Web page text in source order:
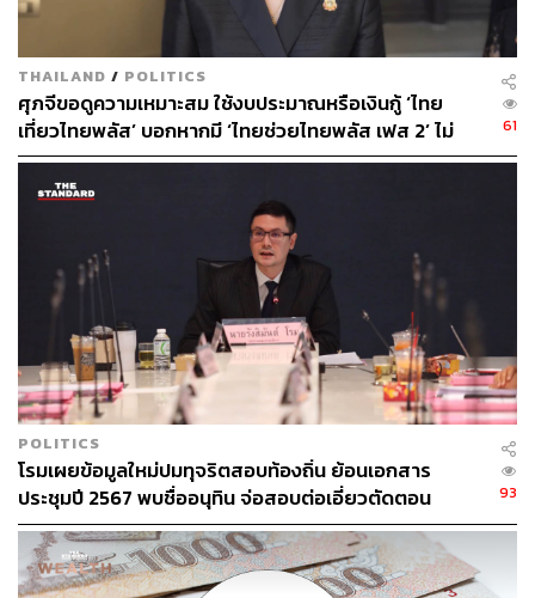
ได้ไปประชุมที่ธนาคารโลกและกองทุนการเงินระหว่าง
ประเทศ ทุกคนยอมรับว่านี่คือวิกฤตของโลกที่ทุกคนเจอ
เหมือนกัน
ดังนั้นจึงต้องเตรียมความพร้อม หากมีความรุนแรงมากยิ่งขึ้น
ต้องมีทรัพยากรทางการเงินมาดูแลประชาชน และสิ่งแรกที่
ตนทำคือมอบหมายให้กรมบัญชีกลางไปดูเม็ดเงินการเบิกจ่าย
ที่ไม่มีประสิทธิภาพ เพื่อนำมาดูแลเยียวยาประชาชน แต่การ
ดูแลเยียวยาจะไม่ใช่วิธีการหว่านแห ดังนั้นจึงต้องใช้ให้ตรง
กับกลุ่มเป้าหมายช่วยคนที่เดือดร้อนจริงๆ
ส่วนเรื่องการออก พ.ร.ก.กู้เงิน ตนในฐานะรัฐมนตรีว่าการ
กระทรวงการคลัง ก็ต้องมีการเตรียมกระสุนไว้ ถ้างบ
ประมาณที่เราจะสามารถเรียกคืนมาได้ไม่เพียงพอก็ต้องเตรี
ยมเงินอื่นเพื่อมาเยียวยาประชาชน ขณะเดียวกันก็จะนำมาใช้
เพื่อการเปลี่ยนผ่านประเทศทำให้ประเทศไทยหากพ้นวิกฤติ
ครั้งนี้ สามารถกลับมาเข้มแข็งจากประเทศที่พึ่งพาน้ำมัน
พึ่งพาก๊าซธรรมชาติ พึ่งพาการนำเข้า หันมาใช้พลังงาน
ทดแทนมากขึ้น และอีกประเด็นคือการยกระดับให้
ประเทศไทยให้มีขีดความสามารถการแข่งขันที่ดีขึ้น
THAILAND / POLITICS
ศุภจีขอดูความเหมาะสม ใช้งบประมาณหรือเงินกู้ ‘ไทย
เที่ยวไทยพลัส’ บอกหากมี ‘ไทยช่วยไทยพลัส เฟส 2’ ไม่
จำเป็นต้องออกพร้อมกัน
61
POLITICS
โรมเผยข้อมูลใหม่ปมทุจริตสอบท้องถิ่น ย้อนเอกสาร
ประชุมปี 2567 พบชื่ออนุทิน จ่อสอบต่อเอี่ยวตัดตอน
ม.บูรพา หรือไม่
93